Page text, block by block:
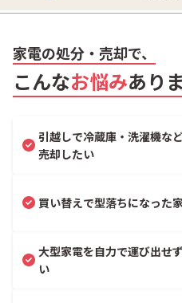
家電の処分・売却で、
こんなお悩みあり
引越しで冷蔵庫・洗濯機な
売却したい
買い替えで型落ちになった
大型家電を自力で運び出せ
い